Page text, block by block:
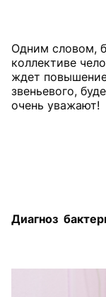
Одним словом,
коллективе
ждет
звеньевого,
очень уважают!
Диагноз